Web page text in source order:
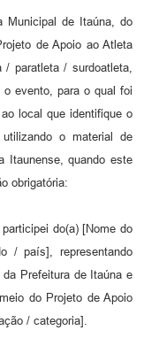
Municipal de Itaúna, do
de Apoio ao Atleta
/ paratleta / surdoatleta,
evento, para o qual foi
local que identifique o
o material de
Itaunense, quando este
obrigatória:
do(a) [Nome do
/ país], representando
Prefeitura de Itaúna e
do Projeto de Apoio
/ categoria].